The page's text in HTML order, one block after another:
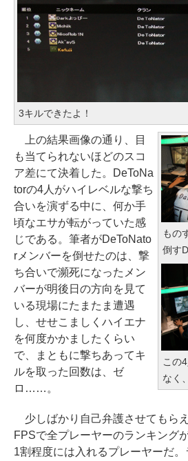
3キルできたよ！
もの
倒す
この
なく
上の結果画像の通り、目
も当てられないほどのスコ
ア差にて決着した。DeToNa
torの4人がハイレベルな撃ち
合いを演ずる中に、何か手
頃なエサが転がっていた感
じである。筆者がDeToNato
rメンバーを倒せたのは、撃
ち合いで瀕死になったメン
バーが明後日の方向を見て
いる現場にたまたま遭遇
し、せせこましくハイエナ
を何度かかましたくらい
で、まともに撃ちあってキ
ルを取った回数は、ゼ
ロ……。
少しばかり自己弁護させてもら
FPSで全プレーヤーのランキング
1割程度には入れるプレーヤーだ